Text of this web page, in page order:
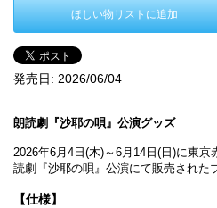
ほしい物リストに追加
発売日: 2026/06/04
朗読劇『沙耶の唄』公演グッズ
2026年6月4日(木)～6月14日(日)に東
読劇『沙耶の唄』公演にて販売された
【仕様】